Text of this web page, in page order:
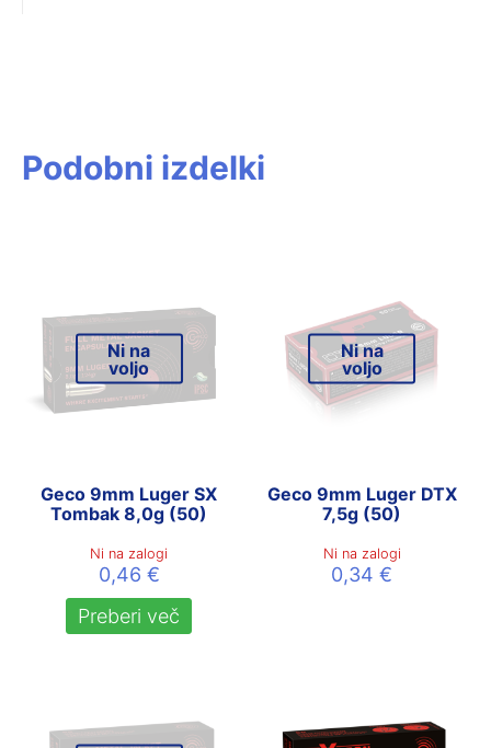
Podobni izdelki
Ni na
voljo
Geco 9mm Luger SX
Tombak 8,0g (50)
Ni na zalogi
0,46 €
Preberi več
Ni na
voljo
Geco 9mm Luger DTX
7,5g (50)
Ni na zalogi
0,34€